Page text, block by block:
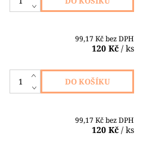
99,17 Kč bez DPH
120 Kč / ks
99,17 Kč bez DPH
120 Kč / ks